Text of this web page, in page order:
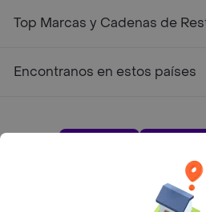
Top Marcas y Cadenas de
Encontranos en estos países
Google